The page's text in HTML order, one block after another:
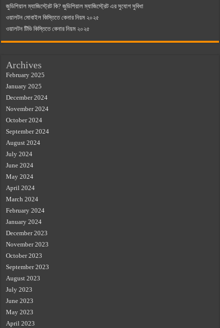
জুডিশিয়াল ম্যাজিস্ট্রেট কি? জুডিশিয়াল ম্যাজিস্ট্রেট এর সুযোগ সুবিধা
ওয়ালটন মোবাইল কিস্তিতে কেনার নিয়ম ২০২৫
ওয়ালটন টিভি কিস্তিতে কেনার নিয়ম ২০২৫
Archives
February 2025
January 2025
December 2024
November 2024
October 2024
September 2024
August 2024
July 2024
June 2024
May 2024
April 2024
March 2024
February 2024
January 2024
December 2023
November 2023
October 2023
September 2023
August 2023
July 2023
June 2023
May 2023
April 2023